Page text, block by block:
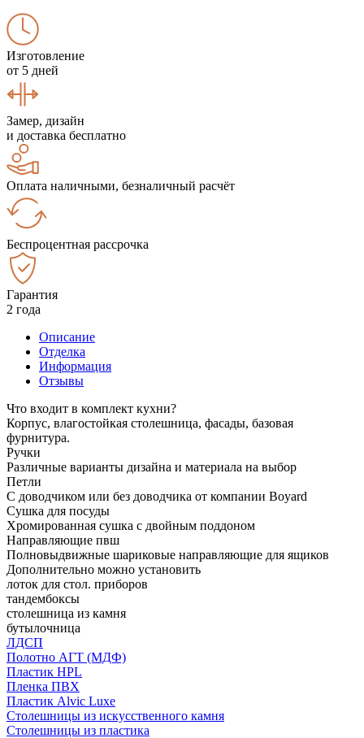
Изготовление
от 5 дней
Замер, дизайн
и доставка бесплатно
Оплата наличными, безналичный расчёт
Беспроцентная рассрочка
Гарантия
2 года
Описание
Отделка
Информация
Отзывы
Что входит в комплект кухни?
Корпус, влагостойкая столешница, фасады, базовая
фурнитура.
Ручки
Различные варианты дизайна и материала на выбор
Петли
С доводчиком или без доводчика от компании Boyard
Сушка для посуды
Хромированная сушка с двойным поддоном
Направляющие пвш
Полновыдвижные шариковые направляющие для ящиков
Дополнительно можно установить
лоток для стол. приборов
тандембоксы
столешница из камня
бутылочница
ЛДСП
Полотно АГТ (МДФ)
Пластик HPL
Пленка ПВХ
Пластик Alvic Luxe
Столешницы из искусственного камня
Столешницы из пластика